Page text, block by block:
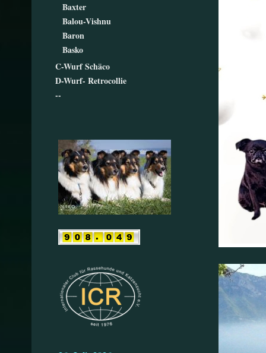
Baxter
Balou-Vishnu
Baron
Basko
C-Wurf Schäco
D-Wurf- Retrocollie
--